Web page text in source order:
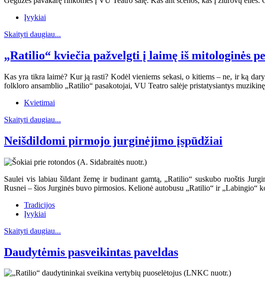
Įvykiai
Skaityti daugiau...
„Ratilio“ kviečia pažvelgti į laimę iš mitologinės
Kas yra tikra laimė? Kur ją rasti? Kodėl vieniems sekasi, o kitiems – ne, ir ką
folkloro ansamblio „Ratilio“ pasakotojai, VU Teatro salėje pristatysiantys
Kvietimai
Skaityti daugiau...
Neišdildomi pirmojo jurginėjimo įspūdžiai
Saulei vis labiau šildant žemę ir budinant gamtą, „Ratilio“ suskubo ruoštis
Rusnei – šios Jurginės buvo pirmosios. Kelionė autobusu „Ratilio“ ir „Labingio“
Tradicijos
Įvykiai
Skaityti daugiau...
Daudytėmis pasveikintas paveldas